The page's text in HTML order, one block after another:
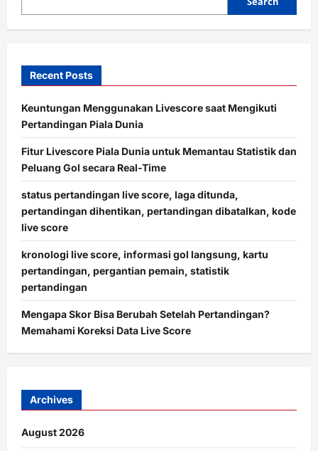
Recent Posts
Keuntungan Menggunakan Livescore saat Mengikuti
Pertandingan Piala Dunia
Fitur Livescore Piala Dunia untuk Memantau Statistik dan
Peluang Gol secara Real-Time
status pertandingan live score, laga ditunda,
pertandingan dihentikan, pertandingan dibatalkan, kode
live score
kronologi live score, informasi gol langsung, kartu
pertandingan, pergantian pemain, statistik
pertandingan
Mengapa Skor Bisa Berubah Setelah Pertandingan?
Memahami Koreksi Data Live Score
Archives
August 2026